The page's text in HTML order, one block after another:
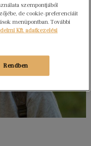
szempontjából
de cookie-preferenciáit
menüpontban. További
Kft. adatkezelési
Rendben